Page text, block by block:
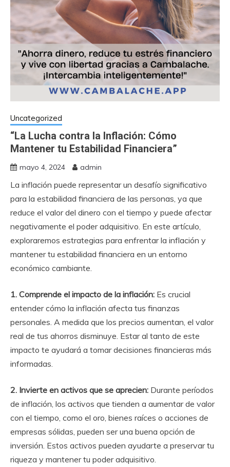
Uncategorized
“La Lucha contra la Inflación: Cómo
Mantener tu Estabilidad Financiera”
mayo 4, 2024 admin
La inflación puede representar un desafío significativo
para la estabilidad financiera de las personas, ya que
reduce el valor del dinero con el tiempo y puede afectar
negativamente el poder adquisitivo. En este artículo,
exploraremos estrategias para enfrentar la inflación y
mantener tu estabilidad financiera en un entorno
económico cambiante.
1. Comprende el impacto de la inflación: Es crucial
entender cómo la inflación afecta tus finanzas
personales. A medida que los precios aumentan, el valor
real de tus ahorros disminuye. Estar al tanto de este
impacto te ayudará a tomar decisiones financieras más
informadas.
2. Invierte en activos que se aprecien: Durante períodos
de inflación, los activos que tienden a aumentar de valor
con el tiempo, como el oro, bienes raíces o acciones de
empresas sólidas, pueden ser una buena opción de
inversión. Estos activos pueden ayudarte a preservar tu
riqueza y mantener tu poder adquisitivo.